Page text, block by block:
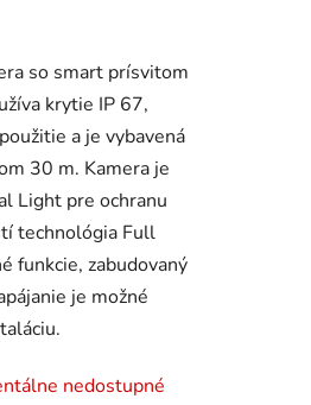
so smart prísvitom
krytie IP 67,
a je vybavená
30 m. Kamera je
Light pre ochranu
technológia Full
funkcie, zabudovaný
je možné
nedostupné